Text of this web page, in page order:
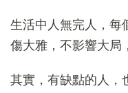
生活中人無完人，每
傷大雅，不影響大局
其實，有缺點的人，